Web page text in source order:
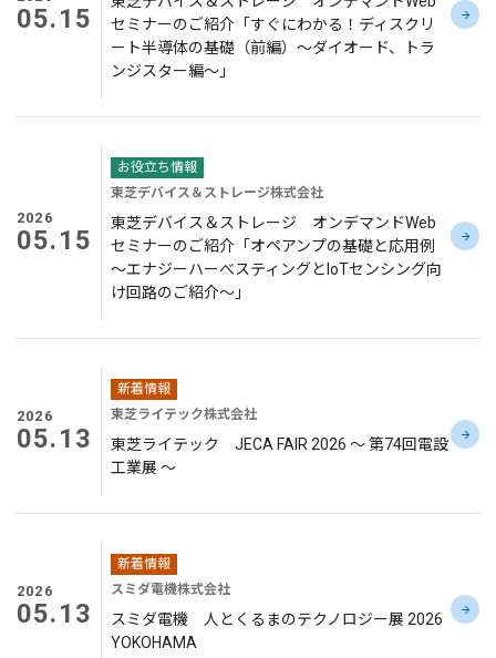
05.15
セミナーのご紹介「すぐにわかる！ディスクリ
ート半導体の基礎（前編）～ダイオード、トラ
ンジスター編～」
2026
05.15
お役立ち情報
東芝デバイス＆ストレージ株式会社
東芝デバイス＆ストレージ オンデマンドWeb
セミナーのご紹介「オペアンプの基礎と応用例
～エナジーハーべスティングとIoTセンシング向
け回路のご紹介～」
2026
05.13
新着情報
東芝ライテック株式会社
東芝ライテック JECA FAIR 2026 ～ 第74回電設
工業展 ～
2026
05.13
新着情報
スミダ電機株式会社
スミダ電機 人とくるまのテクノロジー展 2026
YOKOHAMA